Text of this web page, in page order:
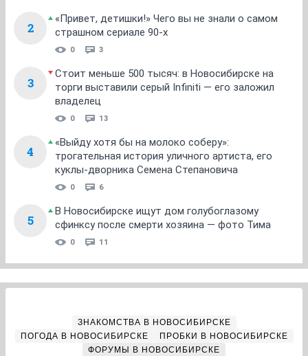
2
«Привет, детишки!» Чего вы не знали о самом
страшном сериале 90-х
0 3
3
Стоит меньше 500 тысяч: в Новосибирске на
торги выставили серый Infiniti — его заложил
владелец
0 13
4
«Выйду хотя бы на молоко соберу»:
трогательная история уличного артиста, его
куклы-дворника Семена Степановича
0 6
5
В Новосибирске ищут дом голубоглазому
сфинксу после смерти хозяина — фото Тима
0 11
ЗНАКОМСТВА В НОВОСИБИРСКЕ
ПОГОДА В НОВОСИБИРСКЕ
ПРОБКИ В НОВОСИБИРСКЕ
ФОРУМЫ В НОВОСИБИРСКЕ